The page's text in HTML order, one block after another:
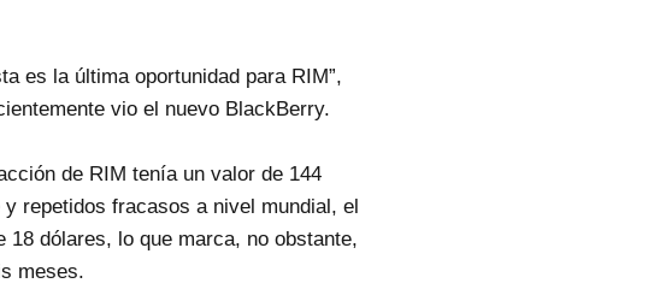
es la última oportunidad para RIM”,
vio el nuevo BlackBerry.
de RIM tenía un valor de 144
repetidos fracasos a nivel mundial, el
dólares, lo que marca, no obstante,
meses.